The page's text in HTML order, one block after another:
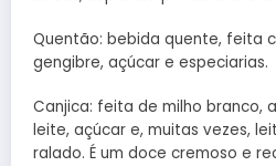
Quentão: bebida quente, feita
gengibre, açúcar e especiarias.
Canjica: feita de milho branco,
leite, açúcar e, muitas vezes,
ralado. É um doce cremoso e